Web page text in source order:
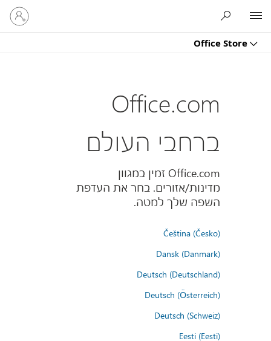
Office Store
היכנס
לחשבון
שלך
Office.com
ברחבי העולם
Office.com זמין במגוון
מדינות/אזורים. בחר את העדפת
השפה שלך למטה.
Čeština (Česko)
Dansk (Danmark)
Deutsch (Deutschland)
Deutsch (Österreich)
Deutsch (Schweiz)
Eesti (Eesti)